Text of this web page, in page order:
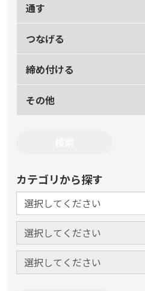
通す
つなげる
締め付ける
その他
カテゴリから探す